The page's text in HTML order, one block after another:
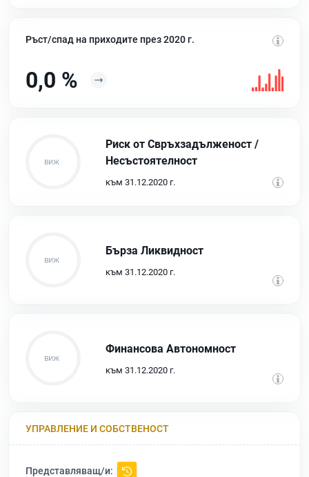
Ръст/спад на приходите през 2020 г.
0,0 %
Риск от Свръхзадълженост /
Несъстоятелност
към 31.12.2020 г.
Бърза Ликвидност
към 31.12.2020 г.
Финансова Автономност
към 31.12.2020 г.
УПРАВЛЕНИЕ И СОБСТВЕНОСТ
Представляващ/и: